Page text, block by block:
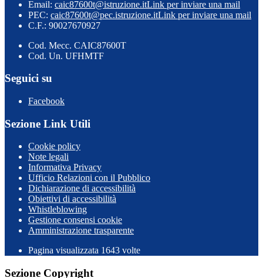
Email: caic87600t@istruzione.itLink per inviare una mail
PEC: caic87600t@pec.istruzione.itLink per inviare una mail
C.F.: 90027670927
Cod. Mecc. CAIC87600T
Cod. Un. UFHMTF
Seguici su
Facebook
Sezione Link Utili
Cookie policy
Note legali
Informativa Privacy
Ufficio Relazioni con il Pubblico
Dichiarazione di accessibilità
Obiettivi di accessibilità
Whistleblowing
Gestione consensi cookie
Amministrazione trasparente
Pagina visualizzata 1643 volte
Sezione Copyright